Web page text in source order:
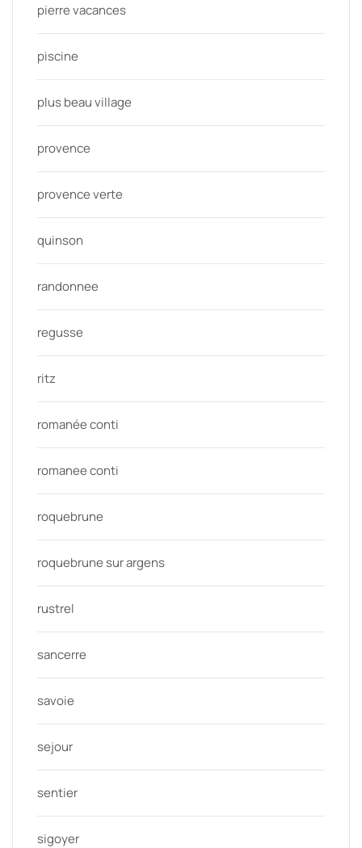
pierre vacances
piscine
plus beau village
provence
provence verte
quinson
randonnee
regusse
ritz
romanée conti
romanee conti
roquebrune
roquebrune sur argens
rustrel
sancerre
savoie
sejour
sentier
sigoyer